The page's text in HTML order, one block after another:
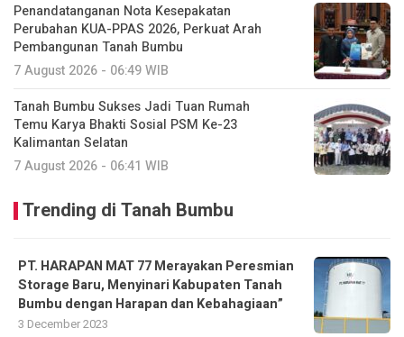
Penandatanganan Nota Kesepakatan
Perubahan KUA-PPAS 2026, Perkuat Arah
Pembangunan Tanah Bumbu
7 August 2026 - 06:49 WIB
Tanah Bumbu Sukses Jadi Tuan Rumah
Temu Karya Bhakti Sosial PSM Ke-23
Kalimantan Selatan
7 August 2026 - 06:41 WIB
Trending di Tanah Bumbu
PT. HARAPAN MAT 77 Merayakan Peresmian
Storage Baru, Menyinari Kabupaten Tanah
Bumbu dengan Harapan dan Kebahagiaan”
3 December 2023